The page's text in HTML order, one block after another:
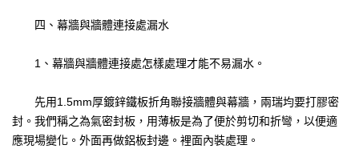
四、幕牆與牆體連接處漏水
1、幕牆與牆體連接處怎樣處理才能不易漏水。
先用1.5mm厚鍍鋅鐵板折角聯接牆體與幕牆，兩瑞均要打膠密
封。我們稱之為氣密封板，用薄板是為了便於剪切和折彎，以便適
應現場變化。外面再做鋁板封邊。裡面內裝處理。